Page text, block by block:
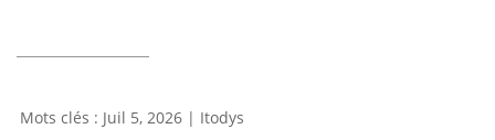
Juil 5, 2026 | Itodys